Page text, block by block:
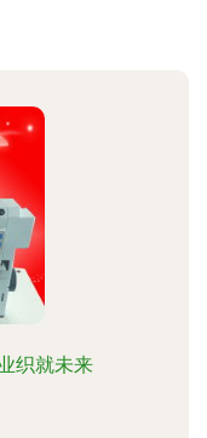
织就未来